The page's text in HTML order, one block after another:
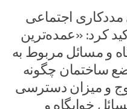
اجتماعی
کرد: «عمده‌ترین
و مسائل مربوط به
ساختمان چگونه
و میزان دسترسی
خوابگاه و